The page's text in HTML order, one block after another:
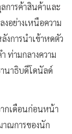
การค้าสินค้าและ
อย่างเหนือความ
การนำเข้าหดตัว
ท่ามกลางความ
นาธิบดีโดนัลด์
ากเดือนก่อนหน้า
าณการของนัก